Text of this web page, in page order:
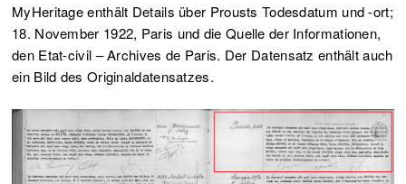
MyHeritage enthält Details über Prousts Todesdatum und -ort;
18. November 1922, Paris und die Quelle der Informationen,
den Etat-civil – Archives de Paris. Der Datensatz enthält auch
ein Bild des Originaldatensatzes.